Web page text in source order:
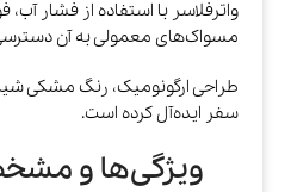
واترفلاسر با استفاده از فشار
مسواک‌های معمولی به آن
طراحی ارگونومیک، رنگ مشکی شیک
سفر ایده‌آل کرده است.
ویژگی‌ها و